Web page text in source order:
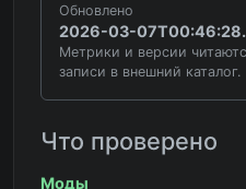
Обновлено
2026-03-
Метрики и версии
записи в внешний каталог.
Что проверено
Моды